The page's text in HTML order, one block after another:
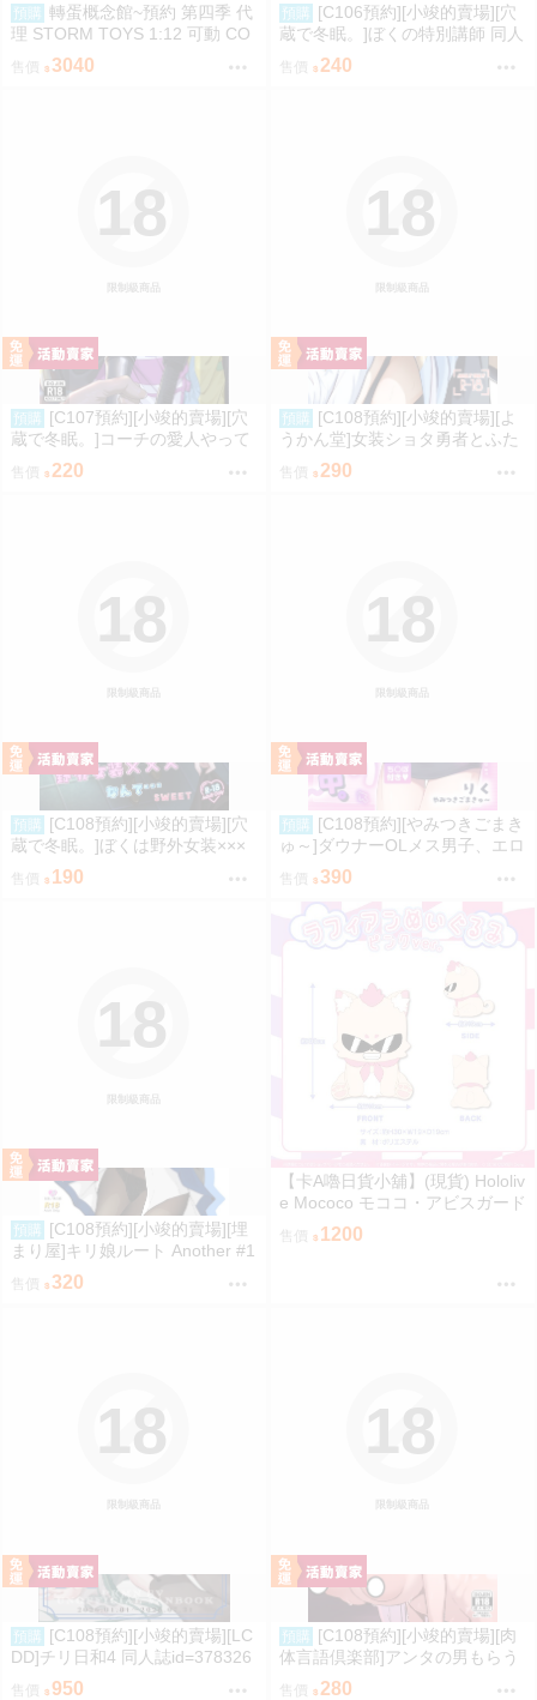
預購
轉蛋概念館~預約 第四季 代
理 STORM TOYS 1:12 可動 CO
BRA 眼鏡蛇 超商付款免訂金
3040
預購
[C106預約][小竣的賣場][穴
蔵で冬眠。]ぼくの特別講師 同人
誌id=3056952
240
限制級商品
18
預購
[C107預約][小竣的賣場][穴
蔵で冬眠。]コーチの愛人やって
るって本当ですか 同人誌id=342
5212
售價 220
限制級商品
18
預購
[C108預約][小竣的賣場][よ
うかん堂]女装ショタ勇者とふた
なり僧侶 同人誌id=3783030
售價 290
限制級商品
18
預購
[C108預約][小竣的賣場][穴
蔵で冬眠。]ぼくは野外女装×××
なんて…SWEET 同人誌id=3774
615
售價 190
限制級商品
18
預購
[C108預約][やみつきごまき
ゅ～]ダウナーOLメス男子、エロ
がり残業中。【特典付】 同人誌i
d=3735920
售價 390
限制級商品
18
預購
[C108預約][小竣的賣場][埋
まり屋]キリ娘ルート Another #1
0 中編 ~浮気デート編~ 同人誌id
=3764106
售價 320
【卡A嚕日貨小舖】(現貨) Hololiv
e Mococo モココ・アビスガード
誕生日記念2024 ラフィアンぬい
ぐるみ ピンクver. 布偶
售價 1200
限制級商品
18
預購
[C108預約][小竣的賣場][LC
DD]チリ日和4 同人誌id=378326
售價 950
限制級商品
18
預購
[C108預約][小竣的賣場][肉
体言語倶楽部]アンタの男もらう
わよ 同人誌id=3768124
售價 280